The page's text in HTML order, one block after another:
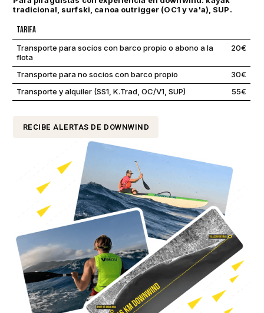
tradicional, surfski, canoa outrigger (OC1 y va'a), SUP.
TARIFA
Transporte para socios con barco propio o abono a la
flota
20€
Transporte para no socios con barco propio
30€
Transporte y alquiler (SS1, K.Trad, OC/V1, SUP)
55€
RECIBE ALERTAS DE DOWNWIND